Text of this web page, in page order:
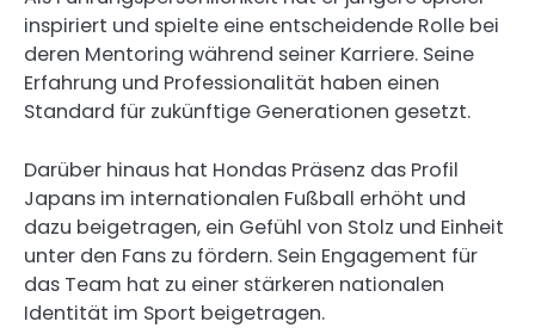
inspiriert und spielte eine entscheidende Rolle bei
deren Mentoring während seiner Karriere. Seine
Erfahrung und Professionalität haben einen
Standard für zukünftige Generationen gesetzt.
Darüber hinaus hat Hondas Präsenz das Profil
Japans im internationalen Fußball erhöht und
dazu beigetragen, ein Gefühl von Stolz und Einheit
unter den Fans zu fördern. Sein Engagement für
das Team hat zu einer stärkeren nationalen
Identität im Sport beigetragen.